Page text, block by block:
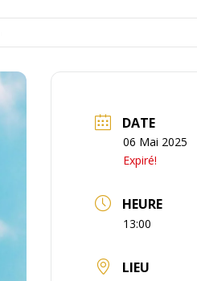
DATE
06 Mai 2025
Expiré!
HEURE
13:00
LIEU